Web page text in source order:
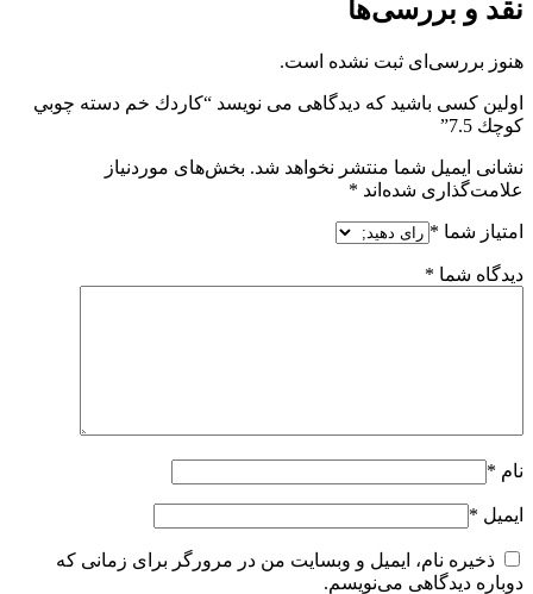
نقد و بررسی‌ها
هنوز بررسی‌ای ثبت نشده است.
اولین کسی باشید که دیدگاهی می نویسد “كاردك خم دسته چوبي
كوچك 7.5”
نشانی ایمیل شما منتشر نخواهد شد. بخش‌های موردنیاز
علامت‌گذاری شده‌اند *
امتیاز شما *
دیدگاه شما *
نام *
ایمیل *
ذخیره نام، ایمیل و وبسایت من در مرورگر برای زمانی که
دوباره دیدگاهی می‌نویسم.